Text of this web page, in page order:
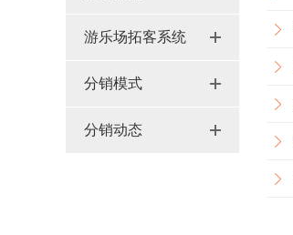
游乐场拓客系统
分销模式
分销动态